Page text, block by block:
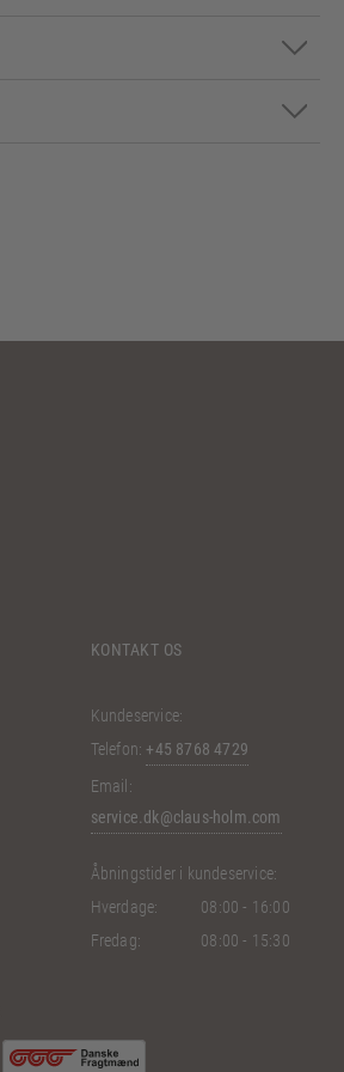
KONTAKT OS
Kundeservice:
Telefon: +45 8768 4729
Email:
service.dk@claus-holm.com
Åbningstider i kundeservice:
Hverdage:
08:00 - 16:00
Fredag:
08:00 - 15:30